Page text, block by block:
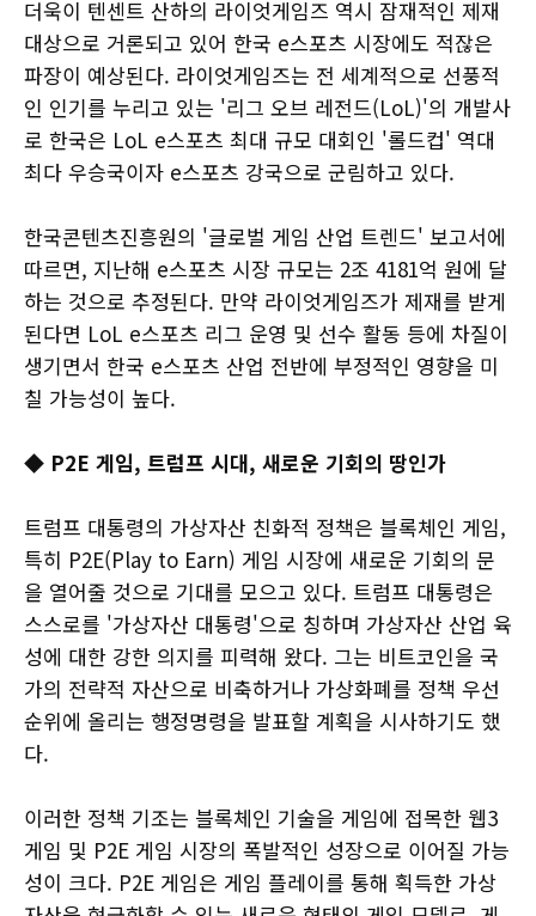
더욱이 텐센트 산하의 라이엇게임즈 역시 잠재적인 제재
대상으로 거론되고 있어 한국 e스포츠 시장에도 적잖은
파장이 예상된다. 라이엇게임즈는 전 세계적으로 선풍적
인 인기를 누리고 있는 '리그 오브 레전드(LoL)'의 개발사
로 한국은 LoL e스포츠 최대 규모 대회인 '롤드컵' 역대
최다 우승국이자 e스포츠 강국으로 군림하고 있다.
한국콘텐츠진흥원의 '글로벌 게임 산업 트렌드' 보고서에
따르면, 지난해 e스포츠 시장 규모는 2조 4181억 원에 달
하는 것으로 추정된다. 만약 라이엇게임즈가 제재를 받게
된다면 LoL e스포츠 리그 운영 및 선수 활동 등에 차질이
생기면서 한국 e스포츠 산업 전반에 부정적인 영향을 미
칠 가능성이 높다.
◆ P2E 게임, 트럼프 시대, 새로운 기회의 땅인가
트럼프 대통령의 가상자산 친화적 정책은 블록체인 게임,
특히 P2E(Play to Earn) 게임 시장에 새로운 기회의 문
을 열어줄 것으로 기대를 모으고 있다. 트럼프 대통령은
스스로를 '가상자산 대통령'으로 칭하며 가상자산 산업 육
성에 대한 강한 의지를 피력해 왔다. 그는 비트코인을 국
가의 전략적 자산으로 비축하거나 가상화폐를 정책 우선
순위에 올리는 행정명령을 발표할 계획을 시사하기도 했
다.
이러한 정책 기조는 블록체인 기술을 게임에 접목한 웹3
게임 및 P2E 게임 시장의 폭발적인 성장으로 이어질 가능
성이 크다. P2E 게임은 게임 플레이를 통해 획득한 가상